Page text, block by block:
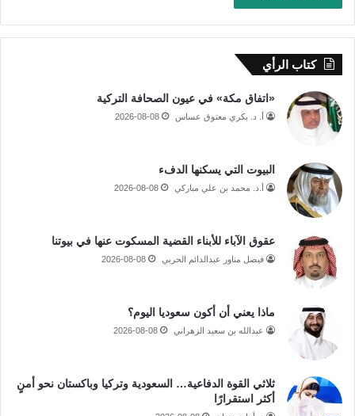
كتاب الرأي
«اتفاق مكة» في عيون الصحافة التركية
أ. د. بكري معتوق عساس 2026-08-08
البيوت التي يسكنها الدفء
أ.د. محمد بن علي مباركي 2026-08-08
عقوق الآباء للأبناء القضية المسكوت عنها في بيوتنا
فيصل مناور عبدالدائم الحربي 2026-08-08
ماذا يعني أن أكون سعوديا اليوم؟
عبدالله بن سعيد الزهراني 2026-08-08
ثلاثي القوة الدفاعية… السعودية وتركيا وباكستان نحو أمنٍ
أكثر استقرارًا